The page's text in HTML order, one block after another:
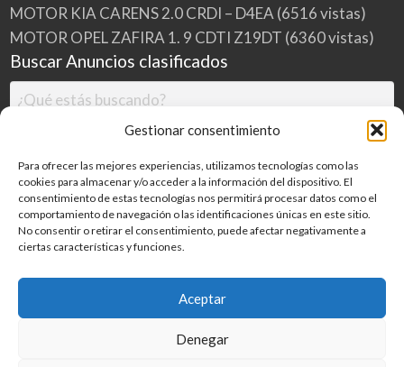
Gestionar consentimiento
Para ofrecer las mejores experiencias, utilizamos tecnologías como las
cookies para almacenar y/o acceder a la información del dispositivo. El
consentimiento de estas tecnologías nos permitirá procesar datos como el
comportamiento de navegación o las identificaciones únicas en este sitio.
No consentir o retirar el consentimiento, puede afectar negativamente a
ciertas características y funciones.
Aceptar
Denegar
MOTOR KIA CARENS 2.0 CRDI – D4EA (6516 vistas)
MOTOR OPEL ZAFIRA 1. 9 CDTI Z19DT (6360 vistas)
Buscar Anuncios clasificados